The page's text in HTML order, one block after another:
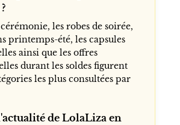
les robes de soirée,
printemps-été, les capsules
ainsi que les offres
durant les soldes figurent
les plus consultées par
de LolaLiza en